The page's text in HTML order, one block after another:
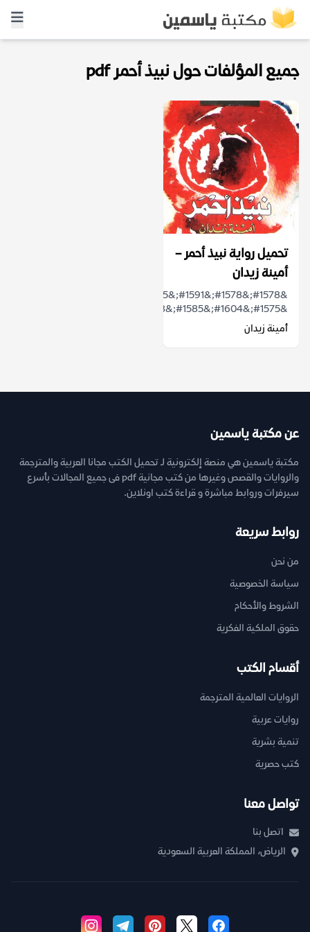
جميع المؤلفات حول نبيذ أحمر pdf
تحميل رواية نبيذ أحمر –
أمينة زيدان
&#1575;&#1604;&#1585;&#1608;&#1575;&#1610;&#...
أمينة زيدان
عن مكتبة ياسمين
مكتبة ياسمين هي منصة إلكترونية لـ تحميل الكتب مجانا العربية والمترجمة
والروايات والقصص وغيرها من كتب مجانية pdf فى جميع المجالات بأسرع
سيرفرات وروابط مباشرة و قراءة كتب اونلاين.
روابط سريعة
من نحن
سياسة الخصوصية
الشروط والأحكام
حقوق الملكية الفكرية
أقسام الكتب
الروايات العالمية المترجمة
روايات عربية
تنمية بشرية
كتب حصرية
تواصل معنا
اتصل بنا
الرياض، المملكة العربية السعودية